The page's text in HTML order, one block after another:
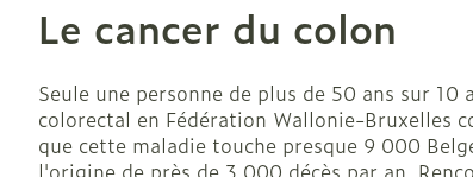
Le cancer du colon
Seule une personne de plus de 50 ans sur 10
colorectal en Fédération Wallonie-Bruxelles
que cette maladie touche presque 9 000
l'origine de près de 3 000 décès par an.